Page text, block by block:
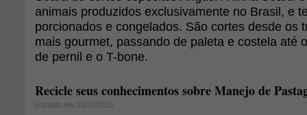
animais produzidos exclusivamente no Brasil, e
porcionados e congelados. São cortes desde os
mais gourmet, passando de paleta e costela até
de pernil e o T-bone.
Recicle seus conhecimentos sobre Manejo de
postado em 23/07/2015